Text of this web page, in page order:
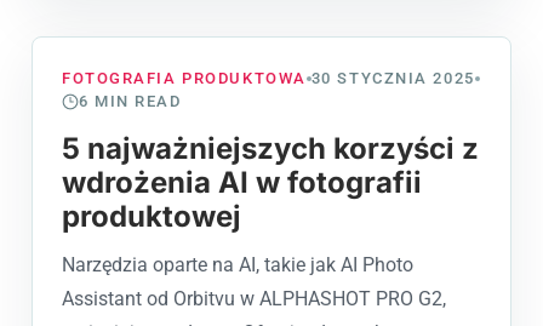
FOTOGRAFIA PRODUKTOWA 30 STYCZNIA 2025
6 MIN READ
5 najważniejszych korzyści z
wdrożenia AI w fotografii
produktowej
Narzędzia oparte na AI, takie jak AI Photo
Assistant od Orbitvu w ALPHASHOT PRO G2,